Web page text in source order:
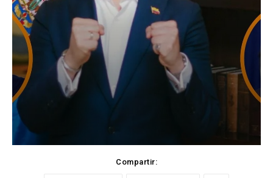
Compartir: